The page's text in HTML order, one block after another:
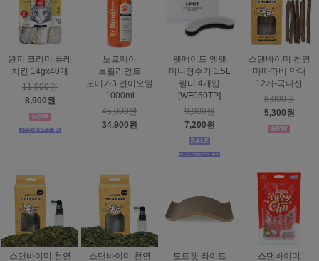
완피 크리미 퓨레
치킨 14gx40개
11,900원
8,900원
노르웨이
브릴리언트
오메가3 연어오일
1000ml
45,000원
34,900원
펫메이드 엔펫
미니정수기 1.5L
필터 4개입
[WF050TP]
9,900원
7,200원
스탠바이미 천연
마따따비 막대
12개-국내산
8,000원
5,300원
스탠바이미 천연
스탠바이미 천연
도트캣 라이트
스탠바이미